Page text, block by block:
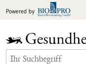
Inhalt
Powered by